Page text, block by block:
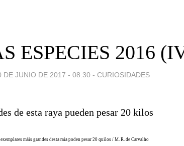
ESPECIES 2016
DE JUNIO DE 2017 - 08:30 - CURIOSIDADES
exemplares máis grandes desta raia poden pesar 20 quilos / M. R. de Carvalho